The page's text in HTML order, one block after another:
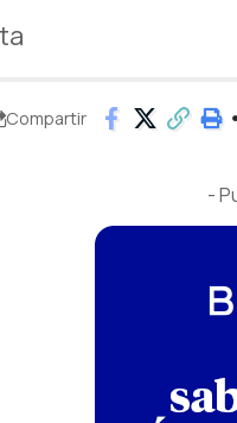
Compartir
-